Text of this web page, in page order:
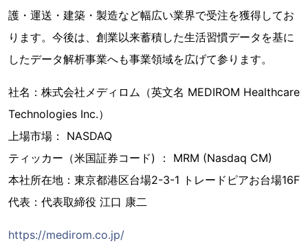
護・運送・建築・製造など幅広い業界で受注を獲得してお
ります。今後は、創業以来蓄積した生活習慣データを基に
したデータ解析事業へも事業領域を広げて参ります。
社名：株式会社メディロム（英文名 MEDIROM Healthcare
Technologies Inc.）
上場市場： NASDAQ
ティッカー（米国証券コード) ： MRM (Nasdaq CM)
本社所在地：東京都港区台場2-3-1 トレードピアお台場16F
代表：代表取締役 江口 康二
https://medirom.co.jp/